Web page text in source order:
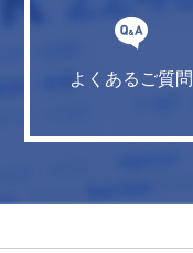
よくあるご質問